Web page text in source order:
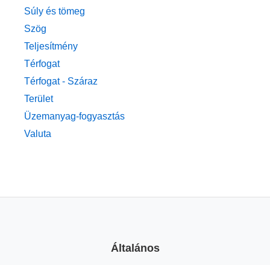
Súly és tömeg
Szög
Teljesítmény
Térfogat
Térfogat - Száraz
Terület
Üzemanyag-fogyasztás
Valuta
Általános